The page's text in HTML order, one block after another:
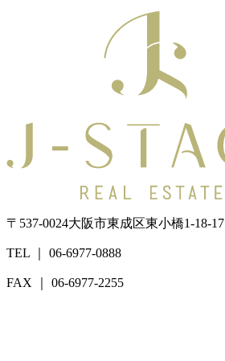
〒537-0024大阪市東成区東小橋1-18-17
TEL ｜ 06-6977-0888
FAX ｜ 06-6977-2255